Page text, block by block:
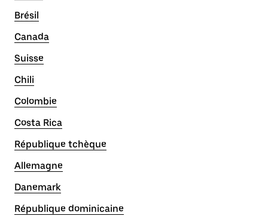
Brésil
Canada
Suisse
Chili
Colombie
Costa Rica
République tchèque
Allemagne
Danemark
République dominicaine